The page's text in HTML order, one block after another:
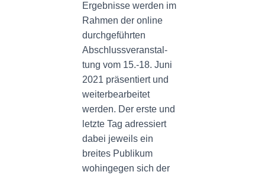
Ergebnisse werden im
Rahmen der online
durchgeführten
Abschlussveranstal-
tung vom 15.-18. Juni
2021 präsentiert und
weiterbearbeitet
werden. Der erste und
letzte Tag adressiert
dabei jeweils ein
breites Publikum
wohingegen sich der